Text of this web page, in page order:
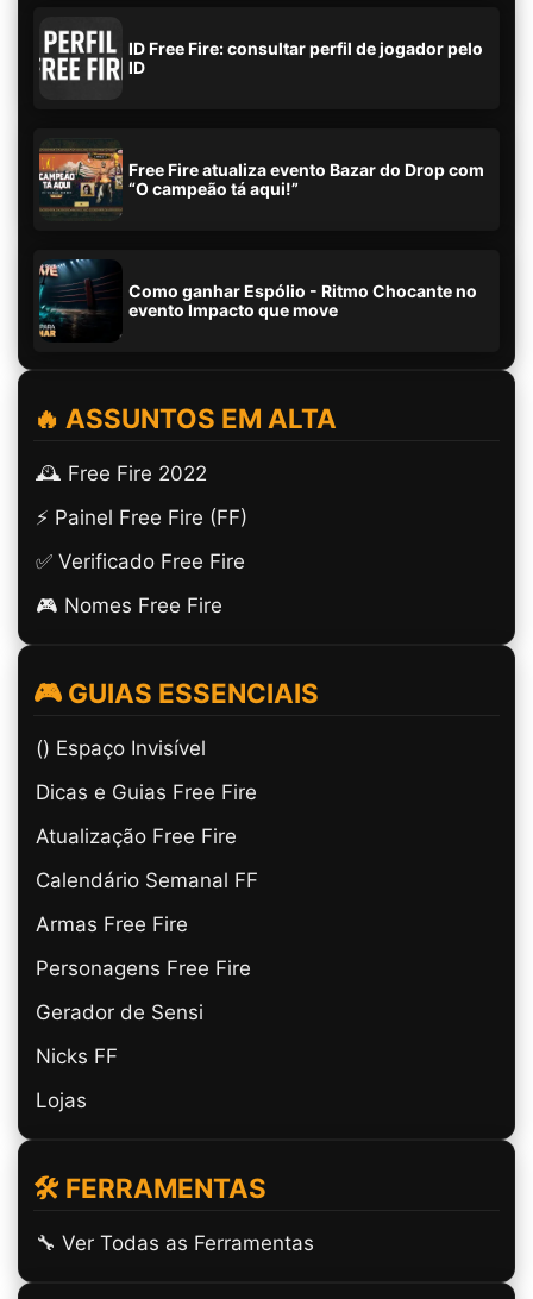
ID Free Fire: consultar perfil de jogador pelo
ID
Free Fire atualiza evento Bazar do Drop com
“O campeão tá aqui!”
Como ganhar Espólio - Ritmo Chocante no
evento Impacto que move
🔥 ASSUNTOS EM ALTA
🕰️ Free Fire 2022
⚡ Painel Free Fire (FF)
✅ Verificado Free Fire
🎮 Nomes Free Fire
🎮 GUIAS ESSENCIAIS
(ㅤ) Espaço Invisível
Dicas e Guias Free Fire
Atualização Free Fire
Calendário Semanal FF
Armas Free Fire
Personagens Free Fire
Gerador de Sensi
Nicks FF
Lojas
🛠️ FERRAMENTAS
🔧 Ver Todas as Ferramentas